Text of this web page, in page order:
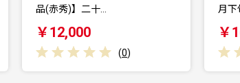
月下旬-9月…
￥16,500